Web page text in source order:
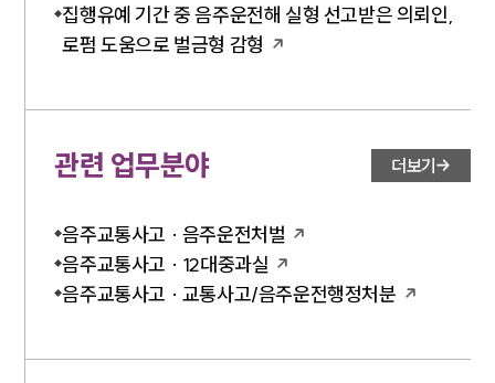
집행유예 기간 중 음주운전해 실형 선고받은 의뢰인,
로펌 도움으로 벌금형 감형
관련 업무분야 더보기
음주교통사고 · 음주운전처벌
음주교통사고 · 12대중과실
음주교통사고 · 교통사고/음주운전행정처분